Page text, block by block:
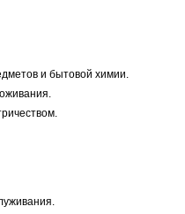
и бытовой химии.